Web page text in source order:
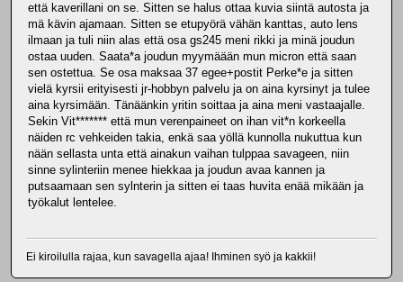
että kaverillani on se. Sitten se halus ottaa kuvia siintä autosta ja
mä kävin ajamaan. Sitten se etupyörä vähän kanttas, auto lens
ilmaan ja tuli niin alas että osa gs245 meni rikki ja minä joudun
ostaa uuden. Saata*a joudun myymäään mun micron että saan
sen ostettua. Se osa maksaa 37 egee+postit Perke*e ja sitten
vielä kyrsii erityisesti jr-hobbyn palvelu ja on aina kyrsinyt ja tulee
aina kyrsimään. Tänäänkin yritin soittaa ja aina meni vastaajalle.
Sekin Vit******* että mun verenpaineet on ihan vit*n korkeella
näiden rc vehkeiden takia, enkä saa yöllä kunnolla nukuttua kun
nään sellasta unta että ainakun vaihan tulppaa savageen, niin
sinne sylinteriin menee hiekkaa ja joudun avaa kannen ja
putsaamaan sen sylnterin ja sitten ei taas huvita enää mikään ja
työkalut lentelee.
Ei kiroilulla rajaa, kun savagella ajaa! Ihminen syö ja kakkii!